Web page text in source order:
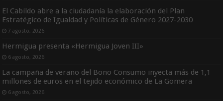
El Cabildo abre a la ciudadanía la elaboración del Plan
Estratégico de Igualdad y Políticas de Género 2027-2030
7 agosto, 2026
Hermigua presenta «Hermigua Joven III»
6 agosto, 2026
La campaña de verano del Bono Consumo inyecta más de 1,1
millones de euros en el tejido económico de La Gomera
6 agosto, 2026